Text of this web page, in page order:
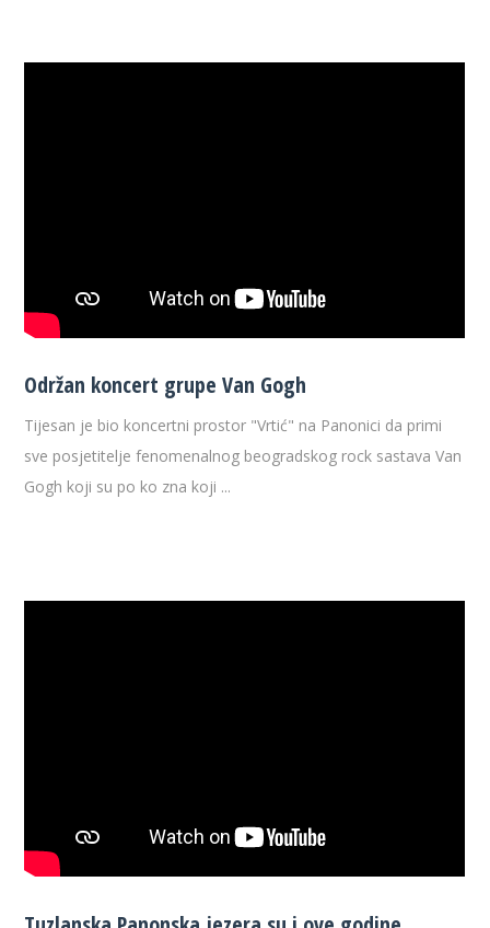
Održan koncert grupe Van Gogh
Tijesan je bio koncertni prostor "Vrtić" na Panonici da primi
sve posjetitelje fenomenalnog beogradskog rock sastava Van
Gogh koji su po ko zna koji ...